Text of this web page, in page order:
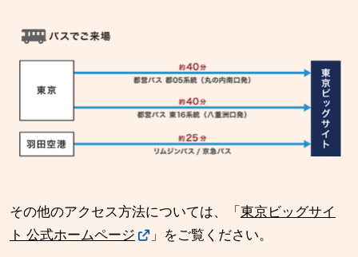
その他のアクセス方法については、「 東京ビッグサイ
ト 公式ホームページ
」をご覧ください。